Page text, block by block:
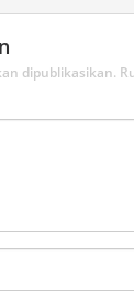
dipublikasikan.